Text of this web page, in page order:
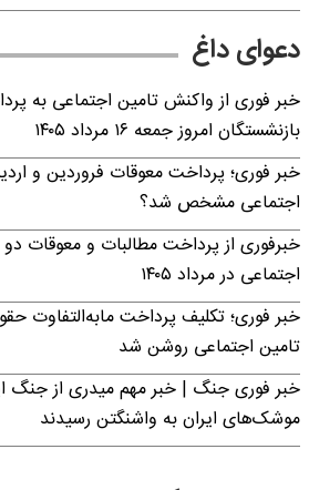
دعوای داغ
خبر فوری از واکنش تامین اجتماعی به
بازنشستگان امروز جمعه ۱۶ مرداد ۱۴۰۵
خبر فوری؛ پرداخت معوقات فروردین و
اجتماعی مشخص شد؟
خبرفوری از پرداخت مطالبات و معوقات
اجتماعی در مرداد ۱۴۰۵
خبر فوری؛ تکلیف پرداخت مابه‌التفاوت
تامین اجتماعی روشن شد
خبر فوری جنگ | خبر مهم میدری از جنگ
موشک‌های ایران به واشنگتن رسیدند